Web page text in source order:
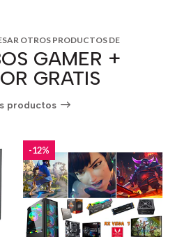
OTROS PRODUCTOS DE
GAMER +
GRATIS
productos
-12%